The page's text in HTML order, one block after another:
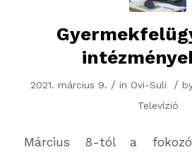
2021. március 9. / in Ovi-Suli /
Televízió
Március 8-tól a